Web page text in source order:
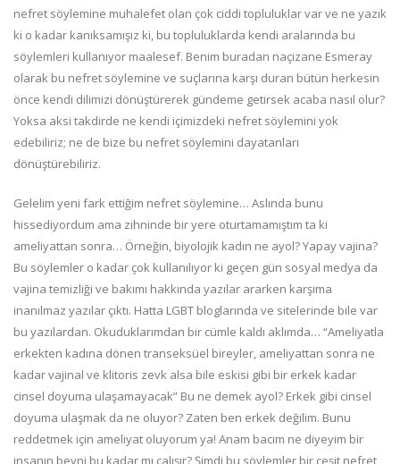
nefret söylemine muhalefet olan çok ciddi topluluklar var ve ne yazık
ki o kadar kanıksamışız ki, bu topluluklarda kendi aralarında bu
söylemleri kullanıyor maalesef. Benim buradan naçizane Esmeray
olarak bu nefret söylemine ve suçlarına karşı duran bütün herkesin
önce kendi dilimizi dönüştürerek gündeme getirsek acaba nasıl olur?
Yoksa aksi takdirde ne kendi içimizdeki nefret söylemini yok
edebiliriz; ne de bize bu nefret söylemini dayatanları
dönüştürebiliriz.
Gelelim yeni fark ettiğim nefret söylemine… Aslında bunu
hissediyordum ama zihninde bir yere oturtamamıştım ta ki
ameliyattan sonra… Örneğin, biyolojik kadın ne ayol? Yapay vajina?
Bu söylemler o kadar çok kullanılıyor ki geçen gün sosyal medya da
vajina temizliği ve bakımı hakkında yazılar ararken karşıma
inanılmaz yazılar çıktı. Hatta LGBT bloglarında ve sitelerinde bile var
bu yazılardan. Okuduklarımdan bir cümle kaldı aklımda… “Ameliyatla
erkekten kadına dönen transeksüel bireyler, ameliyattan sonra ne
kadar vajinal ve klitoris zevk alsa bile eskisi gibi bir erkek kadar
cinsel doyuma ulaşamayacak” Bu ne demek ayol? Erkek gibi cinsel
doyuma ulaşmak da ne oluyor? Zaten ben erkek değilim. Bunu
reddetmek için ameliyat oluyorum ya! Anam bacım ne diyeyim bir
insanın beyni bu kadar mı çalışır? Şimdi bu söylemler bir çeşit nefret